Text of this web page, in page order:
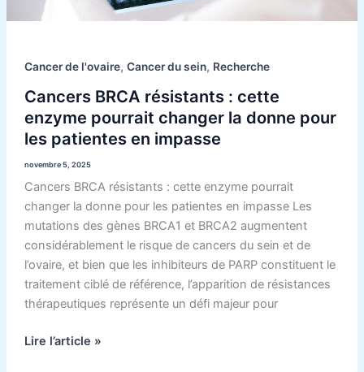
Cancer de l'ovaire, Cancer du sein, Recherche
Cancers BRCA résistants : cette
enzyme pourrait changer la donne pour
les patientes en impasse
novembre 5, 2025
Cancers BRCA résistants : cette enzyme pourrait
changer la donne pour les patientes en impasse Les
mutations des gènes BRCA1 et BRCA2 augmentent
considérablement le risque de cancers du sein et de
l’ovaire, et bien que les inhibiteurs de PARP constituent le
traitement ciblé de référence, l’apparition de résistances
thérapeutiques représente un défi majeur pour
impasse
Lire l’article »